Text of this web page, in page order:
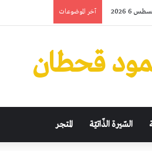
6 2026 آخر الموضوعات
قحطان
السّيرة الذّاتيّة المتجر